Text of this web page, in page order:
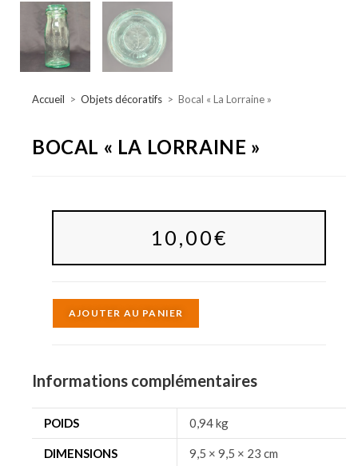
Accueil > Objets décoratifs > Bocal « La Lorraine »
BOCAL « LA LORRAINE »
10,00€
AJOUTER AU PANIER
n
a
t
Informations complémentaires
POIDS 0,94 kg
DIMENSIONS 9,5 × 9,5 × 23 cm